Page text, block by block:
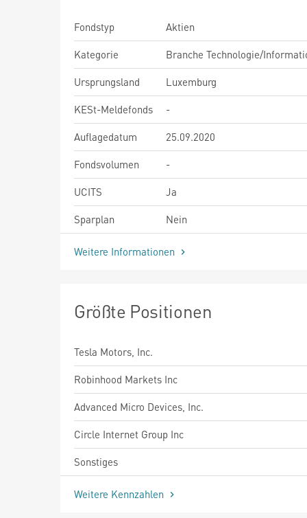
Fondstyp
Aktien
Kategorie
Branche Technologie/
Ursprungsland
Luxemburg
KESt-Meldefonds
-
Auflagedatum
25.09.2020
Fondsvolumen
-
UCITS
Ja
Sparplan
Nein
Weitere Informationen
Größte Positionen
Tesla Motors, Inc.
Robinhood Markets Inc
Advanced Micro Devices, Inc.
Circle Internet Group Inc
Sonstiges
Weitere Kennzahlen